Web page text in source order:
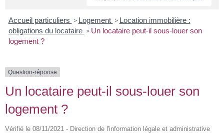
Accueil particuliers > Logement > Location immobilière :
obligations du locataire > Un locataire peut-il sous-louer son
logement ?
Question-réponse
Un locataire peut-il sous-louer son
logement ?
Vérifié le 08/11/2021 - Direction de l'information légale et administrative